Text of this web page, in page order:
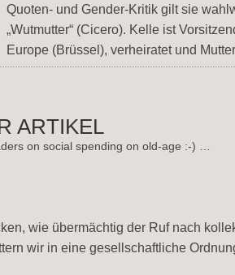
Quoten- und Gender-Kritik gilt sie
„Wutmutter“ (Cicero). Kelle ist
Europe (Brüssel), verheiratet und
ARTIKEL
on social spending on old-age :-) …
wie übermächtig der Ruf nach
wir in eine gesellschaftliche